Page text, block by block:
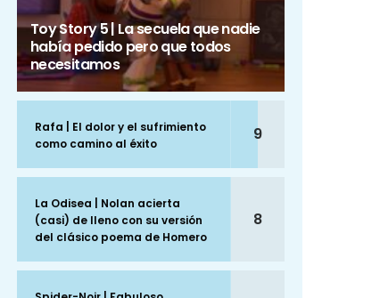
Toy Story 5 | La secuela que nadie
había pedido pero que todos
necesitamos
Rafa | El dolor y el sufrimiento
como camino al éxito
9
La Odisea | Nolan acierta
(casi) de lleno con su versión
del clásico poema de Homero
8